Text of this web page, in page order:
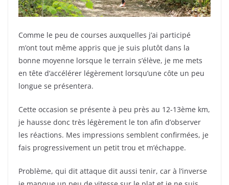
Comme le peu de courses auxquelles j’ai participé
m’ont tout même appris que je suis plutôt dans la
bonne moyenne lorsque le terrain s’élève, je me mets
en tête d’accélérer légèrement lorsqu’une côte un peu
longue se présentera.
Cette occasion se présente à peu près au 12-13ème km,
je hausse donc très légèrement le ton afin d’observer
les réactions. Mes impressions semblent confirmées, je
fais progressivement un petit trou et m’échappe.
Problème, qui dit attaque dit aussi tenir, car à l’inverse